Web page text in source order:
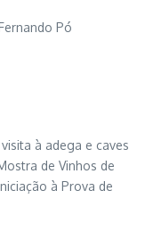
Pó
à adega e caves
de Vinhos de
à Prova de